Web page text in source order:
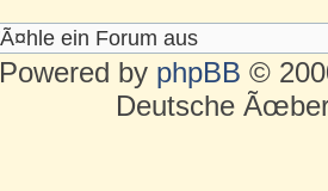
Powered by phpBB ©
Deutsche